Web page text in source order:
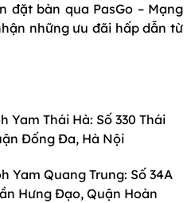
đặt bàn qua PasGo – Mạng
những ưu đãi hấp dẫn từ
Yam Thái Hà: Số 330 Thái
Đống Đa, Hà Nội
Yam Quang Trung: Số 34A
Hưng Đạo, Quận Hoàn